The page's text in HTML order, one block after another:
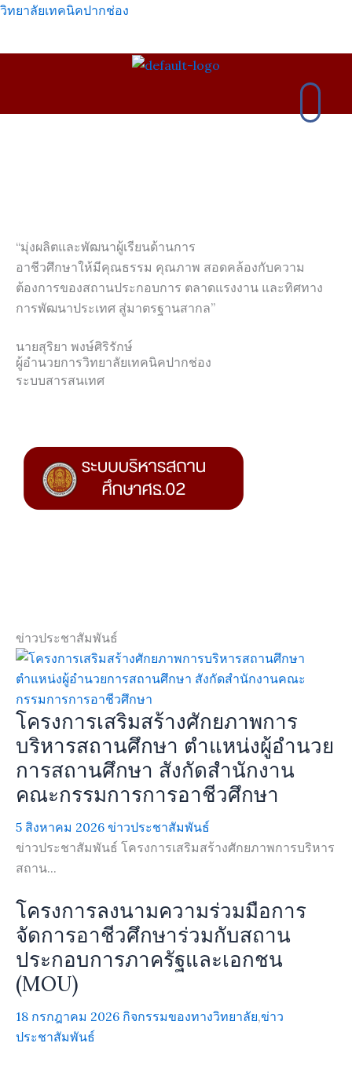
Skip
content
วิทยาลัยเทคนิคปากช่อง
“มุ่งผลิตและพัฒนาผู้เรียนด้านการ
อาชีวศึกษาให้มีคุณธรรม คุณภาพ สอดคล้องกับความ
ต้องการของสถานประกอบการ ตลาดแรงงาน และทิศทาง
การพัฒนาประเทศ สู่มาตรฐานสากล”
นายสุริยา พงษ์ศิริรักษ์
ผู้อำนวยการวิทยาลัยเทคนิคปากช่อง
ระบบสารสนเทศ
ข่าวประชาสัมพันธ์
โครงการเสริมสร้างศักยภาพการ
บริหารสถานศึกษา ตำแหน่งผู้อำนวย
การสถานศึกษา สังกัดสำนักงาน
คณะกรรมการการอาชีวศึกษา
5 สิงหาคม 2026 ข่าวประชาสัมพันธ์
ข่าวประชาสัมพันธ์ โครงการเสริมสร้างศักยภาพการบริหาร
สถาน...
โครงการลงนามความร่วมมือการ
จัดการอาชีวศึกษาร่วมกับสถาน
ประกอบการภาครัฐและเอกชน
(MOU)
18 กรกฎาคม 2026 กิจกรรมของทางวิทยาลัย,ข่าว
ประชาสัมพันธ์